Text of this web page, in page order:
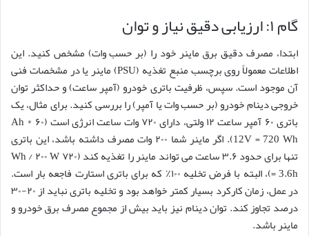
گام ۱: ارزیابی دقیق نیاز و توان
ابتدا، مصرف دقیق برق ماینر خود را (بر حسب وات) مشخص کنید. این
اطلاعات معمولاً روی برچسب منبع تغذیه (PSU) ماینر یا در مشخصات فنی
آن موجود است. سپس، ظرفیت باتری خودرو (آمپر ساعت) و حداکثر توان
خروجی دینام خودرو (بر حسب وات یا آمپر) را بررسی کنید. برای مثال، یک
باتری ۶۰ آمپر ساعت ۱۲ ولتی، دارای ۷۲۰ وات ساعت انرژی است (۶۰ Ah *
12V = 720 Wh). اگر ماینر شما ۲۰۰ وات مصرف داشته باشد، این باتری
تنها برای حدود ۳.۶ ساعت می تواند ماینر را تغذیه کند (۷۲۰ Wh / ۲۰۰ W
= 3.6h)، البته با فرض تخلیه ۱۰۰٪ که برای باتری استارت فاجعه بار است.
در عمل، زمان کارکرد بسیار کمتر خواهد بود و تخلیه باتری نباید از ۲۰-۳۰
درصد تجاوز کند. توان دینام نیز باید بیش از مجموع مصرف برق خودرو و
ماینر باشد.